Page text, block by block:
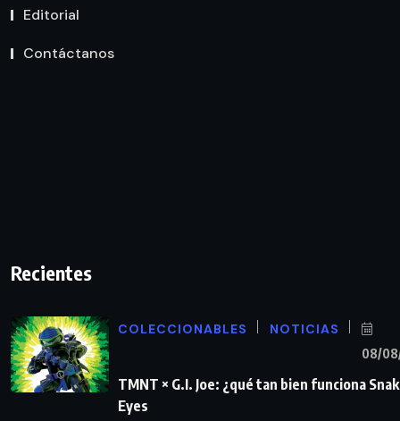
Editorial
Contáctanos
Recientes
COLECCIONABLES NOTICIAS
08/
TMNT × G.I. Joe: ¿qué tan bien funciona
Eyes